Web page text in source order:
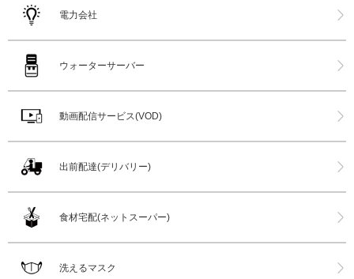
電力会社
ウォーターサーバー
動画配信サービス(VOD)
出前配達(デリバリー)
食材宅配(ネットスーパー)
洗えるマスク